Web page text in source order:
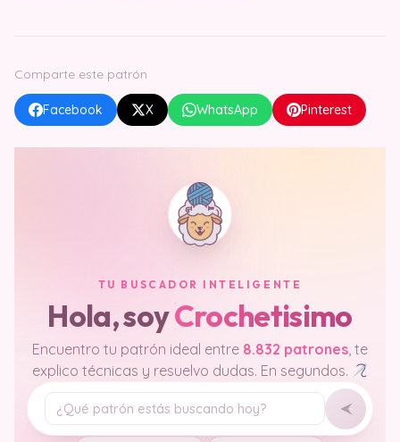
Comparte este patrón
Facebook X WhatsApp Pinterest
TU BUSCADOR INTELIGENTE
Hola, soyCrochetisimo
Encuentro tu patrón ideal entre 8.832 patrones, te
explico técnicas y resuelvo dudas. En segundos.
Tu pregunta